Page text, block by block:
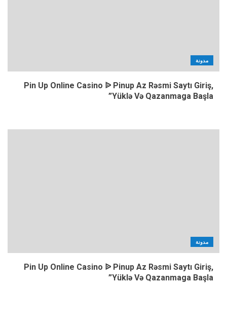
مدونة
Pin Up Online Casino ᐉ Pinup Az Rəsmi Saytı Giriş,
Yüklə Və Qazanmaga Başla”
مدونة
Pin Up Online Casino ᐉ Pinup Az Rəsmi Saytı Giriş,
Yüklə Və Qazanmaga Başla”